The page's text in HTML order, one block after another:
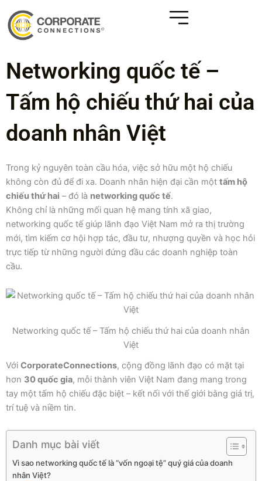
Networking quốc tế –
Tấm hộ chiếu thứ hai của
doanh nhân Việt
Trong kỷ nguyên toàn cầu hóa, việc sở hữu một hộ chiếu
không còn đủ để đi xa. Doanh nhân hiện đại cần một tấm hộ
chiếu thứ hai – đó là networking quốc tế.
Không chỉ là những mối quan hệ mang tính xã giao,
networking quốc tế giúp lãnh đạo Việt Nam mở ra thị trường
mới, tìm kiếm cơ hội hợp tác, đầu tư, nhượng quyền và học hỏi
trực tiếp từ những người đứng đầu các doanh nghiệp toàn
cầu.
Networking quốc tế – Tấm hộ chiếu thứ hai của doanh nhân
Việt
Với CorporateConnections, cộng đồng lãnh đạo có mặt tại
hơn 30 quốc gia, mỗi thành viên Việt Nam đang mang trong
tay một tấm hộ chiếu đặc biệt – kết nối với thế giới bằng giá trị,
trí tuệ và niềm tin.
Danh mục bài viết
Vì sao networking quốc tế là “vốn ngoại tệ” quý giá của doanh
nhân Việt?